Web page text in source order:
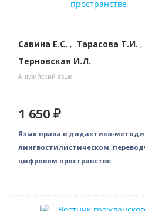
Савина Е.С. , Тарасова Т.И. ,
Терновская И.Л.
Английский язык
1 650 ₽
Язык права в дидактико-
лингвостилистическом,
цифровом пространстве
Новинка